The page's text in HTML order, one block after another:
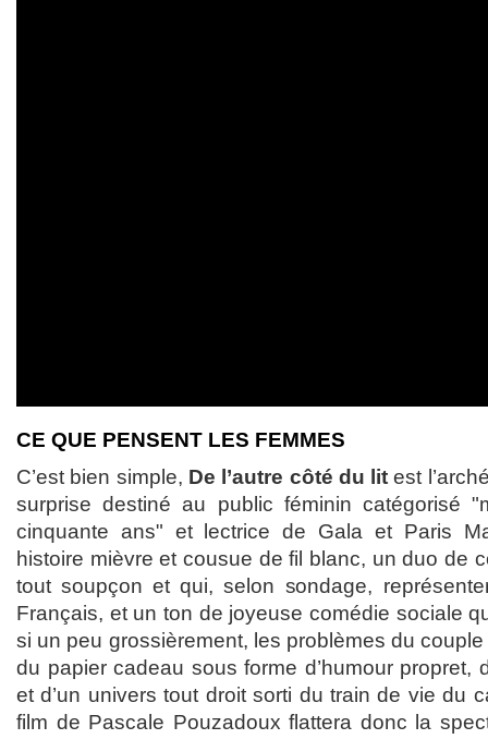
CE QUE PENSENT LES FEMMES
C’est bien simple, De l’autre côté du lit est
surprise destiné au public féminin catégorisé
cinquante ans" et lectrice de Gala et Paris
histoire mièvre et cousue de fil blanc, un duo de
tout soupçon et qui, selon sondage,
Français, et un ton de joyeuse comédie sociale
si un peu grossièrement, les problèmes du
du papier cadeau sous forme d’humour propret,
et d’un univers tout droit sorti du train de vie du
film de Pascale Pouzadoux flattera donc la